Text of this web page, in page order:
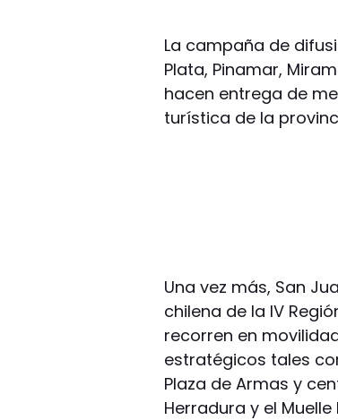
La campaña de
Plata, Pinamar,
hacen entrega de
turística de la
Una vez más, San
chilena de la IV
recorren en
estratégicos tales
Plaza de Armas y
Herradura y el Muelle